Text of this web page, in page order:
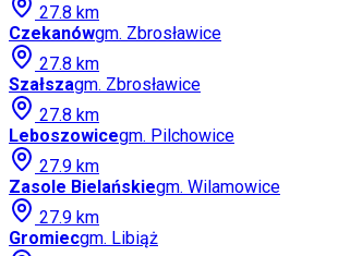
27.8 km
Czekanówgm. Zbrosławice
27.8 km
Szałszagm. Zbrosławice
27.8 km
Leboszowicegm. Pilchowice
27.9 km
Zasole Bielańskiegm. Wilamowice
27.9 km
Gromiecgm. Libiąż